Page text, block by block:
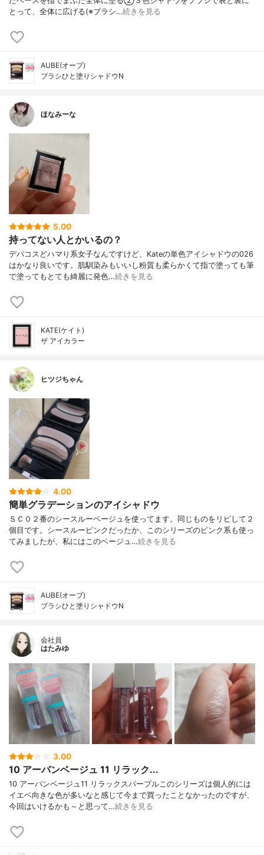
とって、全体に広げる(※ブラシ…続きを見る
AUBE(オーブ)
ブラシひと塗りシャドウN
ほなみーな
5.00
持ってない人とかいるの？
デパコスどハマり系女子なんですけど、Kateの単色アイシャドウの026
はかなり良いです。肌馴染みもいいし粉質も柔らかくて指で塗っても筆
で塗ってもとても綺麗に発色…続きを見る
KATE(ケイト)
ザ アイカラー
ヒツジちゃん
4.00
簡単グラデーションのアイシャドウ
ＳＣ０２番のシースルーベージュを使ってます。同じものをリピして２
個目です。シースルーピンクだったか、このシリーズのピンク系も使っ
てみましたが、私にはこのベージュ…続きを見る
AUBE(オーブ)
ブラシひと塗りシャドウN
会社員
はたみゆ
3.00
10 アーバンベージュ 11 リラック...
10 アーバンベージュ11 リラックスパープルこのシリーズは個人的には
イエベ向きな色が多いなと感じて今まで買ったことなかったのですが、
今回はいけるかも～と思って…続きを見る